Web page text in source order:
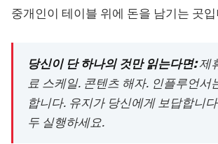
중개인이 테이블 위에 돈을 남기는 곳
당신이 단 하나의 것만 읽는다면:제
료 스케일. 콘텐츠 해자. 인플루언서
합니다. 유지가 당신에게 보답합니
두 실행하세요.